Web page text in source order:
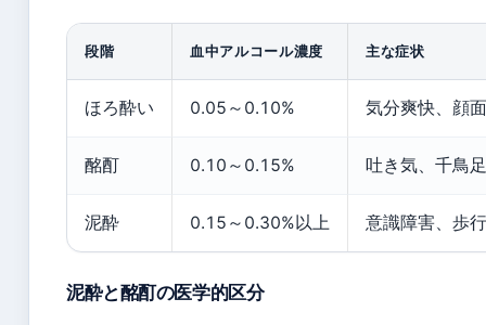
段階 血中アルコール濃度 主な症状
ほろ酔い 0.05～0.10% 気分爽快、顔
酩酊 0.10～0.15% 吐き気、千鳥
泥酔 0.15～0.30%以上 意識障害、歩
泥酔と酩酊の医学的区分